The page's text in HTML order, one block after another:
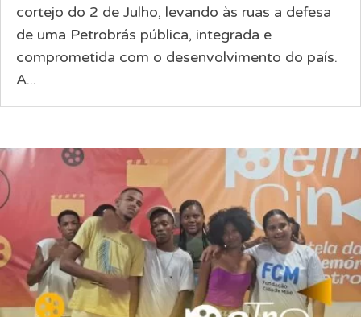
cortejo do 2 de Julho, levando às ruas a defesa
de uma Petrobrás pública, integrada e
comprometida com o desenvolvimento do país.
A...